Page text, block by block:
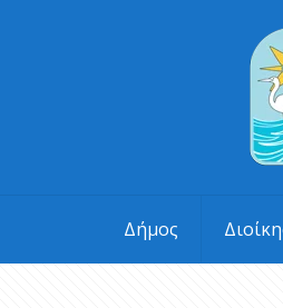
Δήμος